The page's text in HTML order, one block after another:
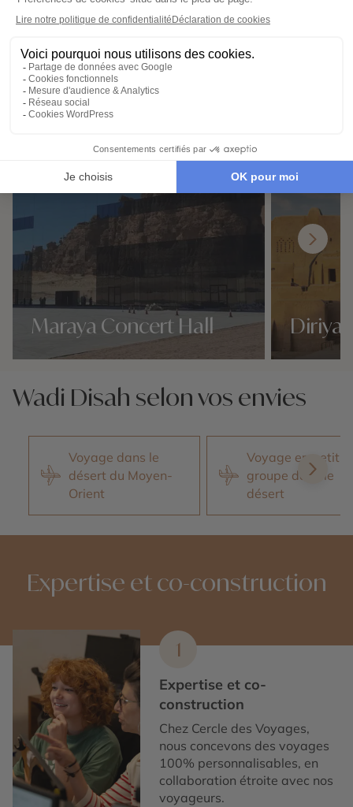
Destinations à proximité de
Wadi Disah
Maraya Concert Hall
Wadi Disah selon vos envies
Voyage dans le
désert du Moyen-
Orient
Voyage en petit
groupe dans le
désert
Expertise et co-construction
1
Expertise et co-
construction
Chez Cercle des Voyages,
nous concevons des voyages
100% personnalisables, en
collaboration étroite avec nos
voyageurs.